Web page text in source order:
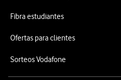
Fibra estudiantes
Ofertas para clientes
Sorteos Vodafone